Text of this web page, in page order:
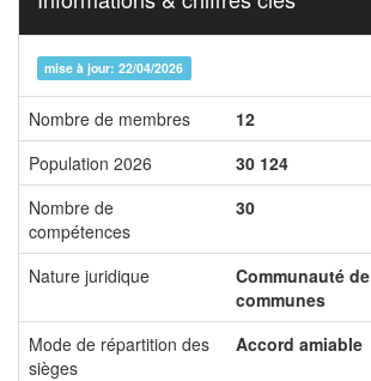
mise à jour: 22/04/2026
Nombre de membres 12
Population 2026
30 124
Nombre de
compétences
30
Nature juridique
Communauté de
communes
Mode de répartition des
sièges
Accord amiable